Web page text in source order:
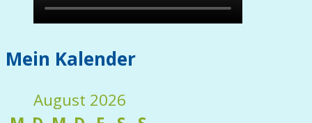
Mein Kalender
August 2026